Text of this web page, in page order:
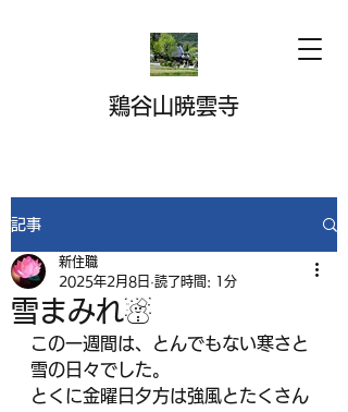
鶏谷山暁雲寺
記事
雪まみれ☃
新住職
2025年2月8日 読了時間: 1分
この一週間は、とんでもない寒さと
雪の日々でした。
とくに金曜日夕方は強風とたくさん